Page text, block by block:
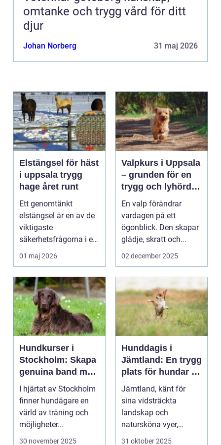
omtanke och trygg vård för ditt
djur
Johan Norberg 31 maj 2026
Elstängsel för häst
i uppsala trygg
hage året runt
Ett genomtänkt
elstängsel är en av de
viktigaste
säkerhetsfrågorna i ett
häststall. Runt
Uppsala, me...
01 maj 2026
Valpkurs i Uppsala
– grunden för en
trygg och lyhörd
hund
En valp förändrar
vardagen på ett
ögonblick. Den skapar
glädje, skratt och...
02 december 2025
Hundkurser i
Stockholm: Skapa
genuina band med
din hund
I hjärtat av Stockholm
finner hundägare en
värld av träning och
möjligheter...
30 november 2025
Hunddagis i
Jämtland: En trygg
plats för hundar i
vårt vackra
landskap
Jämtland, känt för
sina vidsträckta
landskap och
natursköna vyer,
erbjuder ...
31 oktober 2025